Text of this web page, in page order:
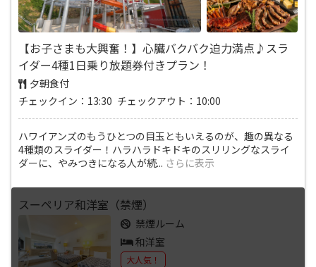
【お子さまも大興奮！】心臓バクバク迫力満点♪スラ
イダー4種1日乗り放題券付きプラン！
夕朝食付
チェックイン：13:30 チェックアウト：10:00
ハワイアンズのもうひとつの目玉ともいえるのが、趣の異なる
4種類のスライダー！ハラハラドキドキのスリリングなスライ
ダーに、やみつきになる人が続... さらに表示
スーペリア和洋室（禁煙）
禁煙ルーム
和洋室
大人気！